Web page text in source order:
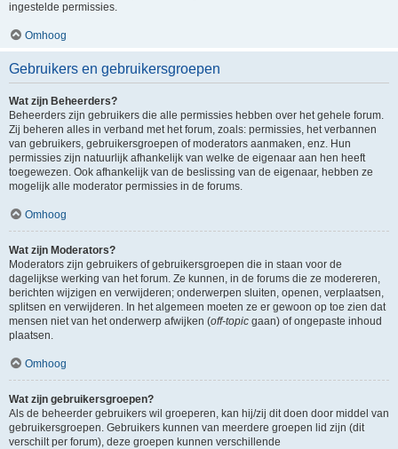
ingestelde permissies.
Omhoog
Gebruikers en gebruikersgroepen
Wat zijn Beheerders?
Beheerders zijn gebruikers die alle permissies hebben over het gehele forum.
Zij beheren alles in verband met het forum, zoals: permissies, het verbannen
van gebruikers, gebruikersgroepen of moderators aanmaken, enz. Hun
permissies zijn natuurlijk afhankelijk van welke de eigenaar aan hen heeft
toegewezen. Ook afhankelijk van de beslissing van de eigenaar, hebben ze
mogelijk alle moderator permissies in de forums.
Omhoog
Wat zijn Moderators?
Moderators zijn gebruikers of gebruikersgroepen die in staan voor de
dagelijkse werking van het forum. Ze kunnen, in de forums die ze modereren,
berichten wijzigen en verwijderen; onderwerpen sluiten, openen, verplaatsen,
splitsen en verwijderen. In het algemeen moeten ze er gewoon op toe zien dat
mensen niet van het onderwerp afwijken (off-topic gaan) of ongepaste inhoud
plaatsen.
Omhoog
Wat zijn gebruikersgroepen?
Als de beheerder gebruikers wil groeperen, kan hij/zij dit doen door middel van
gebruikersgroepen. Gebruikers kunnen van meerdere groepen lid zijn (dit
verschilt per forum), deze groepen kunnen verschillende